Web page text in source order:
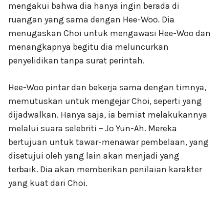
mengakui bahwa dia hanya ingin berada di
ruangan yang sama dengan Hee-Woo. Dia
menugaskan Choi untuk mengawasi Hee-Woo dan
menangkapnya begitu dia meluncurkan
penyelidikan tanpa surat perintah.
Hee-Woo pintar dan bekerja sama dengan timnya,
memutuskan untuk mengejar Choi, seperti yang
dijadwalkan. Hanya saja, ia berniat melakukannya
melalui suara selebriti – Jo Yun-Ah. Mereka
bertujuan untuk tawar-menawar pembelaan, yang
disetujui oleh yang lain akan menjadi yang
terbaik. Dia akan memberikan penilaian karakter
yang kuat dari Choi.